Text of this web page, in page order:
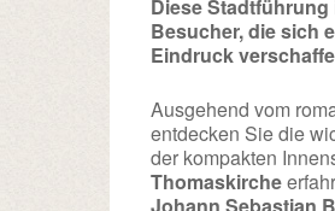
Diese
Besucher, die sich
Eindruck
Ausgehend vom
entdecken Sie die
der kompakten
Thomaskirche
Johann Sebastian